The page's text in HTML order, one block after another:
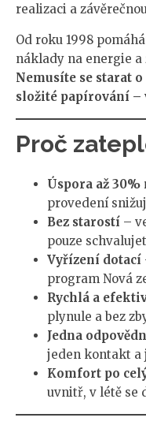
realizaci a
Od roku 1998
náklady na energie
Nemusíte se starat
složité papírování –
Proč
Úspora až
provedení
Bez starostí –
pouze
Vyřízení dotací
program Nová
Rychlá a
plynule a bez
Jedna
jeden kontakt a
Komfort po
uvnitř, v létě se